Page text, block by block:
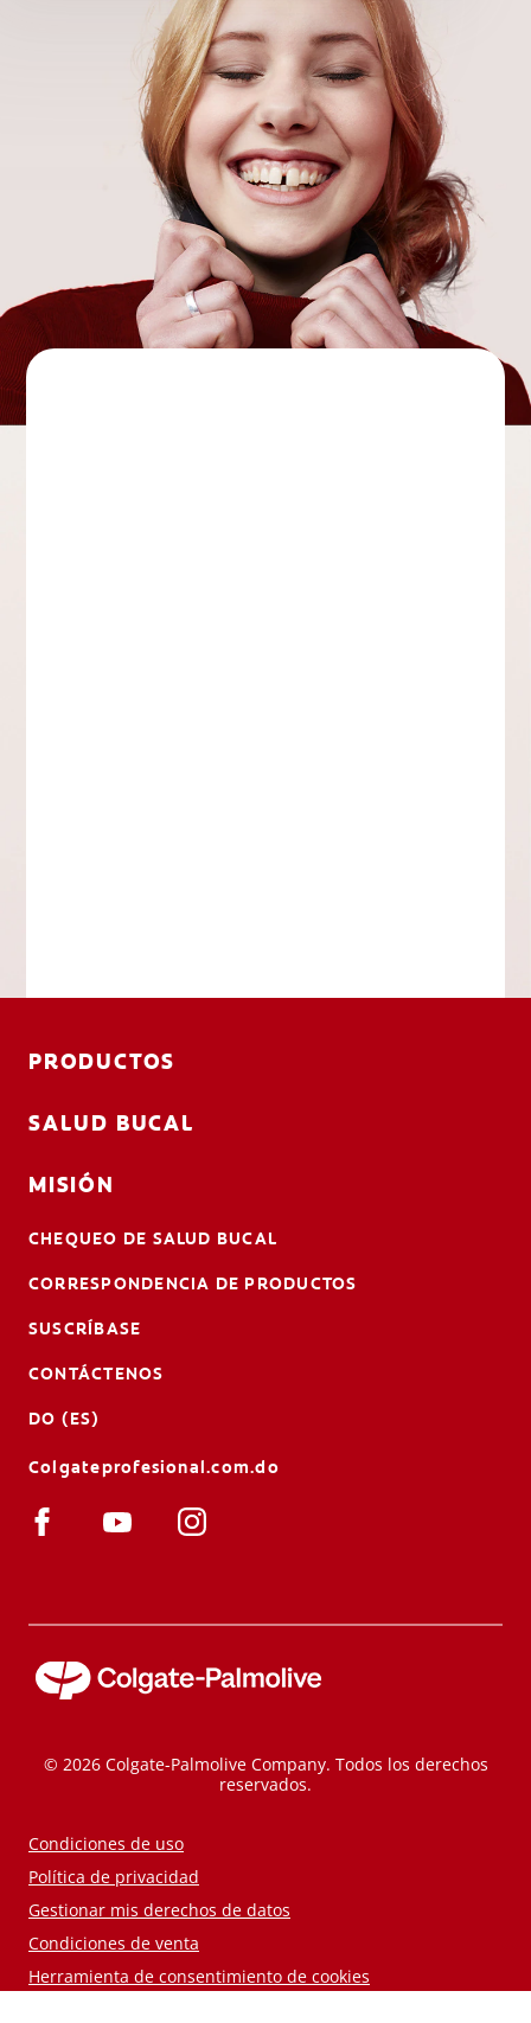
PRODUCTOS
SALUD BUCAL
MISIÓN
CHEQUEO DE SALUD BUCAL
CORRESPONDENCIA DE PRODUCTOS
SUSCRÍBASE
CONTÁCTENOS
DO (ES)
Colgateprofesional.com.do
© 2026 Colgate-Palmolive Company. Todos los derechos
reservados.
Condiciones de uso
Política de privacidad
Gestionar mis derechos de datos
Condiciones de venta
Herramienta de consentimiento de cookies